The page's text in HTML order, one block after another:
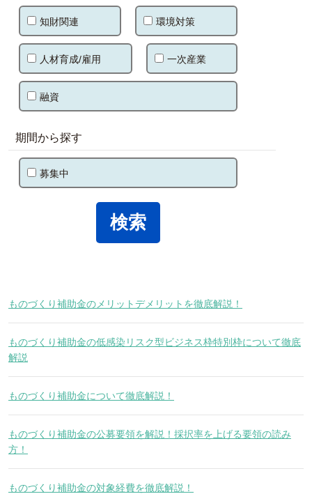
知財関連 環境対策
人材育成/雇用 一次産業
融資
期間から探す
募集中
ものづくり補助金のメリットデメリットを徹底解説！
ものづくり補助金の低感染リスク型ビジネス枠特別枠について徹底
解説
ものづくり補助金について徹底解説！
ものづくり補助金の公募要領を解説！採択率を上げる要領の読み
方！
ものづくり補助金の対象経費を徹底解説！